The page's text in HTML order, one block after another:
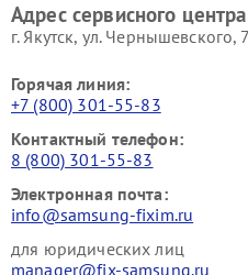
Адрес сервисного
г. Якутск, ул. Чернышевского,
Горячая линия:
+7 (800) 301-55-83
Контактный телефон:
8 (800) 301-55-83
Электронная почта:
info@samsung-fixim.ru
для юридических лиц
manager@fix-samsung.ru